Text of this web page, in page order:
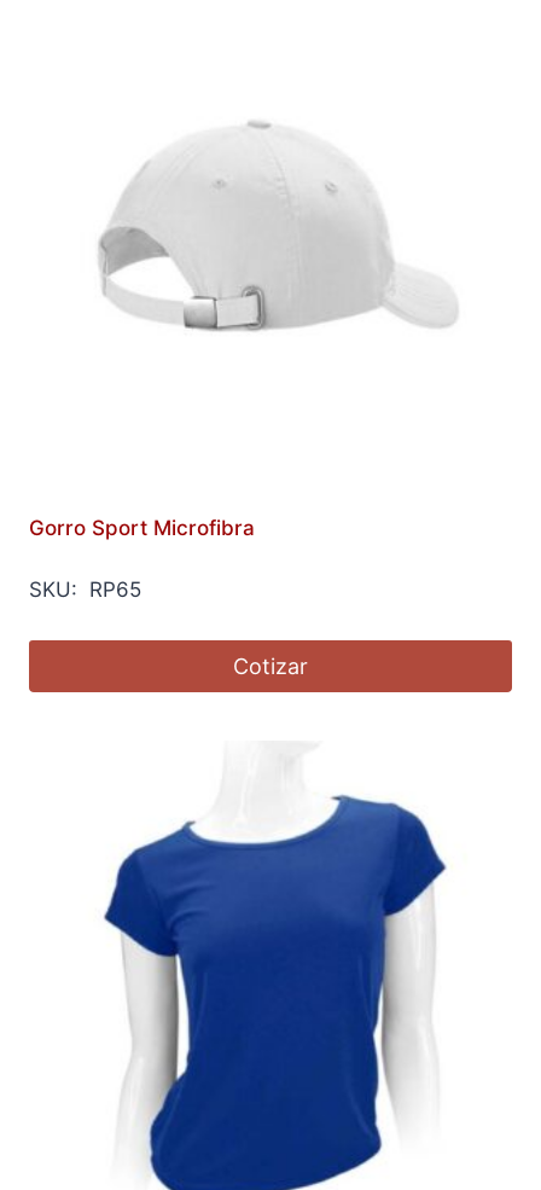
Gorro Sport Microfibra
SKU: RP65
Cotizar